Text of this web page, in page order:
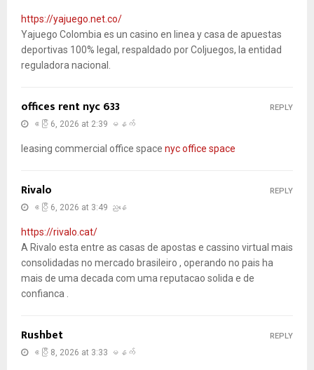
https://yajuego.net.co/
Yajuego Colombia es un casino en linea y casa de apuestas
deportivas 100% legal, respaldado por Coljuegos, la entidad
reguladora nacional.
offices rent nyc 633
ဧပြီ 6, 2026 at 2:39 မနက်
leasing commercial office space nyc office space
REPLY
Rivalo
ဧပြီ 6, 2026 at 3:49 ညနေ
https://rivalo.cat/
A Rivalo esta entre as casas de apostas e cassino virtual mais
consolidadas no mercado brasileiro , operando no pais ha
mais de uma decada com uma reputacao solida e de
confianca .
REPLY
Rushbet
ဧပြီ 8, 2026 at 3:33 မနက်
REPLY